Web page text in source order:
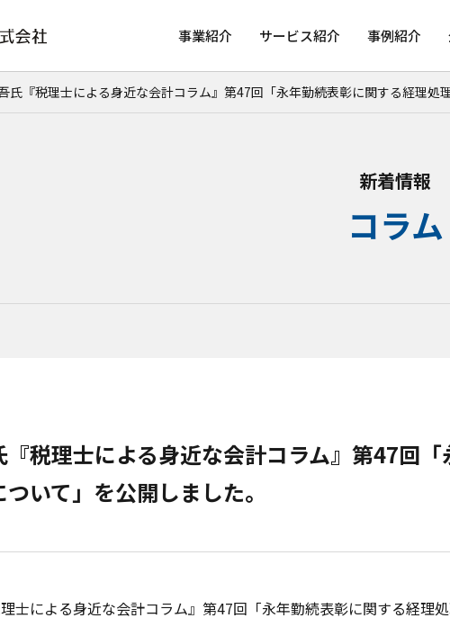
事業紹介 サービス紹介 事例紹介
氏『税理士による身近な会計コラム』第47回「永年勤続表彰に関する経理処
新着情報
コラム
『税理士による身近な会計コラム』第47回
いて」を公開しました。
士による身近な会計コラム』第47回「永年勤続表彰に関する経理